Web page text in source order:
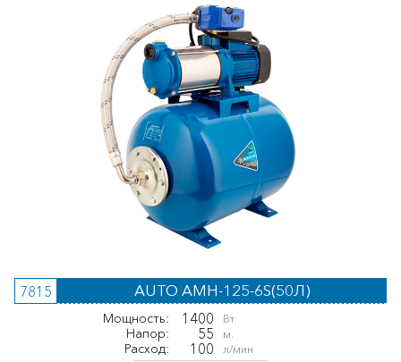
7815 AUTO AMH-125-6S(50Л)
Мощность: 1400 Вт
Напор: 55 м.
Расход: 100 л/мин